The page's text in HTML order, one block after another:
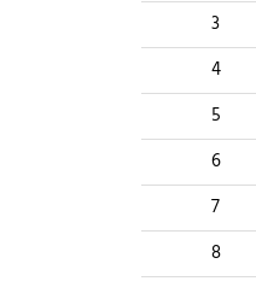
3
4
5
6
7
8